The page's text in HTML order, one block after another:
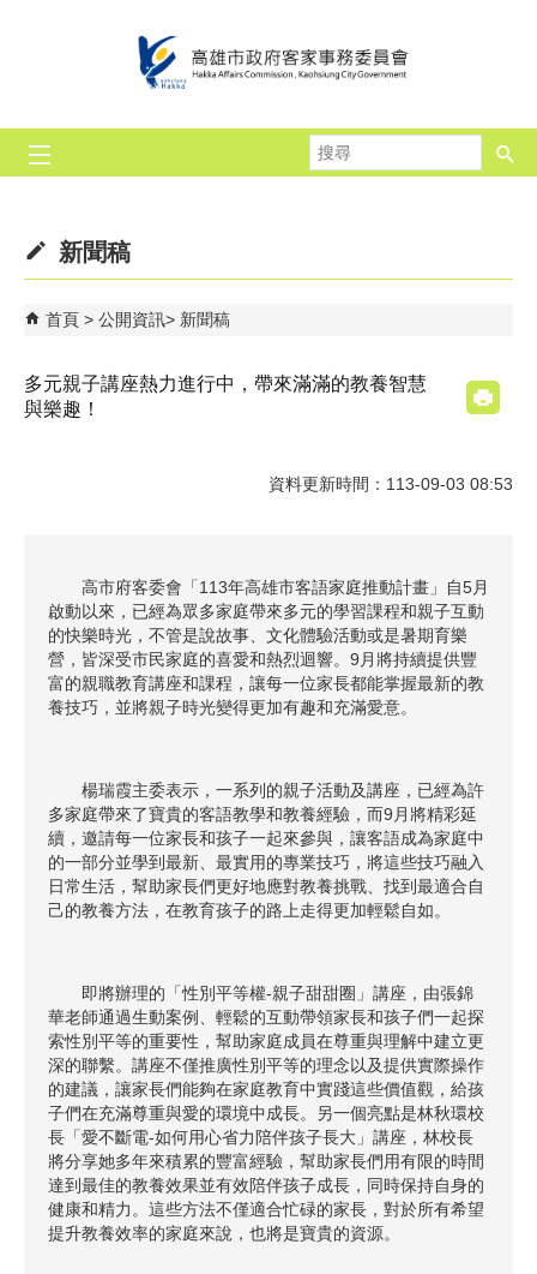
尋
新聞稿
首頁 公開資訊 新聞稿
多元親子講座熱力進行中，帶來滿滿的教養智慧
與樂趣！
資料更新時間：113-09-03 08:53
高市府客委會「113年高雄市客語家庭推動計畫」自5月
啟動以來，已經為眾多家庭帶來多元的學習課程和親子互動
的快樂時光，不管是說故事、文化體驗活動或是暑期育樂
營，皆深受市民家庭的喜愛和熱烈迴響。9月將持續提供豐
富的親職教育講座和課程，讓每一位家長都能掌握最新的教
養技巧，並將親子時光變得更加有趣和充滿愛意。
楊瑞霞主委表示，一系列的親子活動及講座，已經為許
多家庭帶來了寶貴的客語教學和教養經驗，而9月將精彩延
續，邀請每一位家長和孩子一起來參與，讓客語成為家庭中
的一部分並學到最新、最實用的專業技巧，將這些技巧融入
日常生活，幫助家長們更好地應對教養挑戰、找到最適合自
己的教養方法，在教育孩子的路上走得更加輕鬆自如。
即將辦理的「性別平等權-親子甜甜圈」講座，由張錦
華老師通過生動案例、輕鬆的互動帶領家長和孩子們一起探
索性別平等的重要性，幫助家庭成員在尊重與理解中建立更
深的聯繫。講座不僅推廣性別平等的理念以及提供實際操作
的建議，讓家長們能夠在家庭教育中實踐這些價值觀，給孩
子們在充滿尊重與愛的環境中成長。另一個亮點是林秋環校
長「愛不斷電-如何用心省力陪伴孩子長大」講座，林校長
將分享她多年來積累的豐富經驗，幫助家長們用有限的時間
達到最佳的教養效果並有效陪伴孩子成長，同時保持自身的
健康和精力。這些方法不僅適合忙碌的家長，對於所有希望
提升教養效率的家庭來說，也將是寶貴的資源。